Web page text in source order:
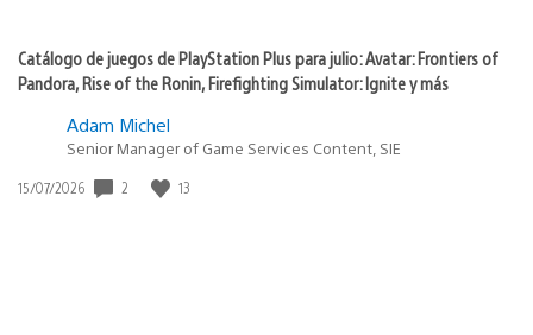
Catálogo de juegos de PlayStation Plus para julio: Avatar: Frontiers of
Pandora, Rise of the Ronin, Firefighting Simulator: Ignite y más
Adam Michel
Senior Manager of Game Services Content, SIE
Fecha
15/07/2026 2 13